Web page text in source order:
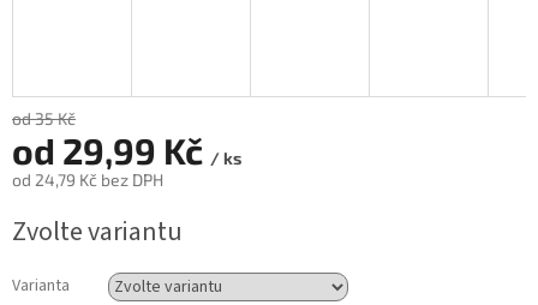
od 35 Kč
od 29,99 Kč / ks
od 24,79 Kč bez DPH
cena:
Zvolte variantu
Varianta